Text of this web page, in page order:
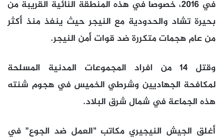
في 2016، خصوصا في هذه المنطقة النائية القريبة من
بحيرة تشاد والحدودية مع النيجر حيث ينفذ منذ أكثر
من عام هجمات متكررة ضد قوات أمن النيجر.
وقتل 14 من افراد المجموعات المدنية المسلحة
لمكافحة الجهاديين وشرطي الخميس في هجوم شنته
هذه الجماعة في شمال شرق البلاد.
أغلق الجيش النيجيري مكاتب "العمل ضد الجوع" في